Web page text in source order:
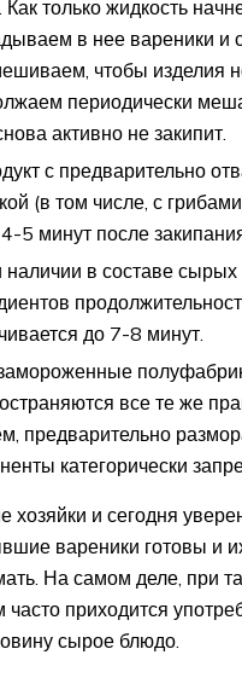
Как только жидкость
в нее вареники и
чтобы изделия
периодически
активно не закипит.
с предварительно
(в том числе, с
5 минут после
наличии в составе сырых
до 7-8 минут.
все те же
предварительно
категорически
хозяйки и сегодня
вареники готовы и
На самом деле, при
приходится
сырое блюдо.